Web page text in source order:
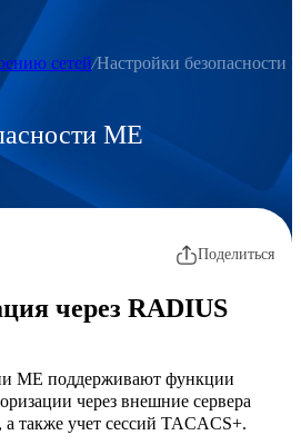
сетей Настройки безопасности
ME
Поделиться
через RADIUS
ME поддерживают функции
через внешние сервера
также учет сессий TACACS+.